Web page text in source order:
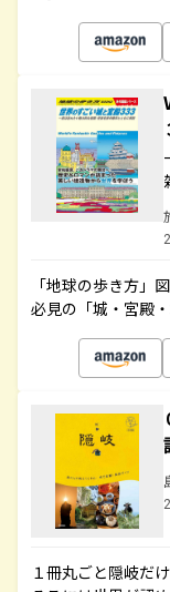
「地球の歩き方」
必見の「城・宮殿
１冊丸ごと隠岐だ